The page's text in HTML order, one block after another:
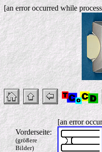
[an error occurred while
Vorderseite:
(größere
Bilder)
[an error